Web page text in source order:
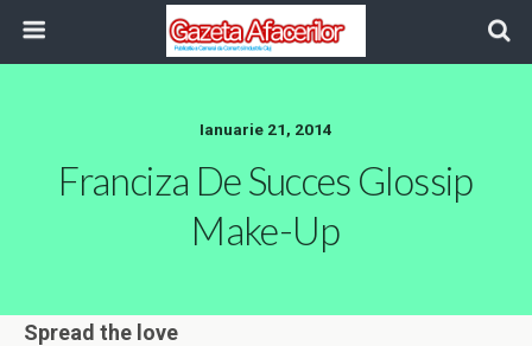
Ianuarie 21, 2014
Franciza De Succes Glossip
Make-Up
Spread the love